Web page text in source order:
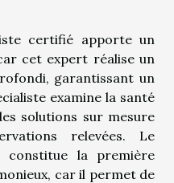
certifié apporte un
cet expert réalise un
garantissant un
examine la santé
solutions sur mesure
relevées. Le
constitue la première
car il permet de